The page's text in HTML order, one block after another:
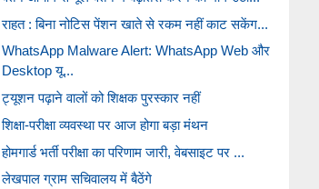
राहत : बिना नोटिस पेंशन खाते से रकम नहीं काट सकेंग...
WhatsApp Malware Alert: WhatsApp Web और
Desktop यू...
ट्यूशन पढ़ाने वालों को शिक्षक पुरस्कार नहीं
शिक्षा-परीक्षा व्यवस्था पर आज होगा बड़ा मंथन
होमगार्ड भर्ती परीक्षा का परिणाम जारी, वेबसाइट पर ...
लेखपाल ग्राम सचिवालय में बैठेंगे